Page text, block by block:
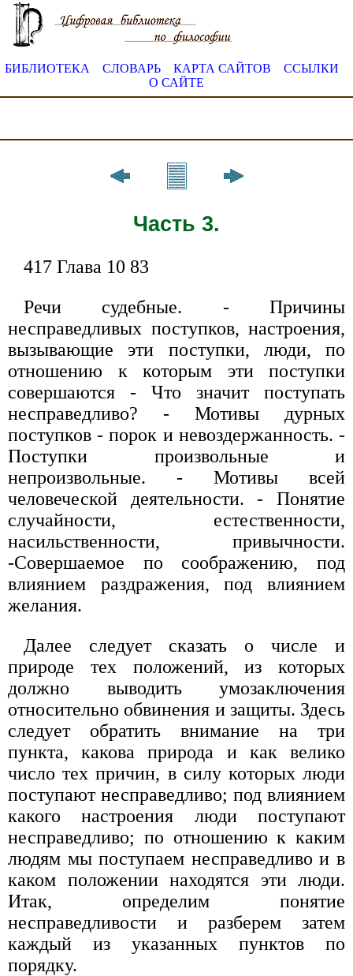
БИБЛИОТЕКА СЛОВАРЬ КАРТА САЙТОВ
ССЫЛКИ
О САЙТЕ
Часть 3.
417 Глава 10 83
Речи судебные. - Причины
несправедливых поступков, настроения,
вызывающие эти поступки, люди, по
отношению к которым эти поступки
совершаются - Что значит поступать
несправедливо? - Мотивы дурных
поступков - порок и невоздержанность. -
Поступки произвольные и
непроизвольные. - Мотивы всей
человеческой деятельности. - Понятие
случайности, естественности,
насильственности, привычности.
-Совершаемое по соображению, под
влиянием раздражения, под влиянием
желания.
Далее следует сказать о числе и
природе тех положений, из которых
должно выводить умозаключения
относительно обвинения и защиты. Здесь
следует обратить внимание на три
пункта, какова природа и как велико
число тех причин, в силу которых люди
поступают несправедливо; под влиянием
какого настроения люди поступают
несправедливо; по отношению к каким
людям мы поступаем несправедливо и в
каком положении находятся эти люди.
Итак, определим понятие
несправедливости и разберем затем
каждый из указанных пунктов по
порядку.